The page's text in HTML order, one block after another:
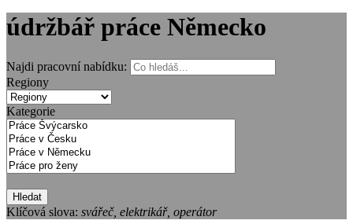
údržbář práce Německo
Najdi pracovní nabídku:
Regiony
Kategorie
Hledat
Klíčová slova: svářeč, elektrikář, operátor